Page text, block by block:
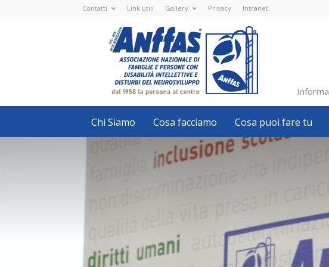
Contatti Link utili Gallery Privacy Intranet
Nazionale
ETS
-
APS
Associazione
Nazionale
di
Famiglie
e
con
disabilità
intellettive
neurosviluppo
Chi Siamo Cosa facciamo Cosa puoi fare tu